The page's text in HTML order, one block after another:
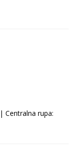
Centralna rupa: